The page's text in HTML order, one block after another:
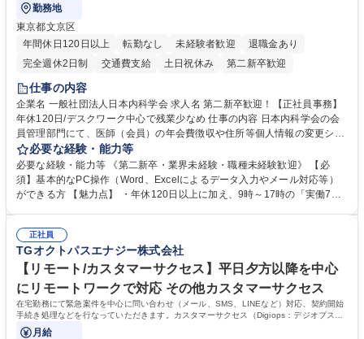
勤務地
東京都文京区
年間休日120日以上
転勤なし 未経験者歓迎
退職金あり
完全週休2日制
交通費支給 土日祝休み 第二新卒歓迎
仕事の内容
企業名 一般社団法人日本内科学会 求人名 第二新卒歓迎！【正社員事務】
年休120日/デスクワーク中心で残業少なめ 仕事の内容 日本内科学会の会
員管理部門にて、医師（会員）の年会費徴収や住所等個人情報の変更シス
テム入力、電話・FAX対応をお任せします。将来的には、各種委員会の運
営事務局業務などにも幅広く携わっていただきます。 【会員管理・データ
入力業務】 ・医師（会員）の住所変更、個人情報のシステム登録・更新
・年会費の徴収管理や入金データの照合確認 【問い合わせ対応】 ・会員
年休120日/デスクワーク中心で残業少なめ
必要な経験・能力等
必要な経験・能力等 《第二新卒・業界未経験・職種未経験歓迎》 【必
須】基本的なPC操作（Word、Excelによるデータ入力やメール対応等）
ができる方 【魅力点】 ・年休120日以上に加え、9時～17時の「実働7時
整、資料作成、当日の運営サポート 学歴・資格 学歴：大学院 大学 語学
力： 資格：
正社員
TGオクトパスエナジー株式会社
【リモート/カスタマーサクセス】平日夕方以降を中心
にリモートワークで対応 その他カスタマーサクセス
在宅勤務にて緊急案件を中心に問い合わせ（メール、SMS、LINEなど）対応、契約開始
手続き処理などを行なっていただきます。カスタマーサクセス（Digiops：デジオプス）
と運用構築の業務となります。
月給